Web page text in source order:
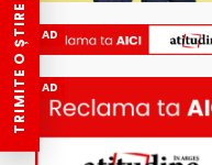
AD
AD
TRIMITE O ȘTIRE